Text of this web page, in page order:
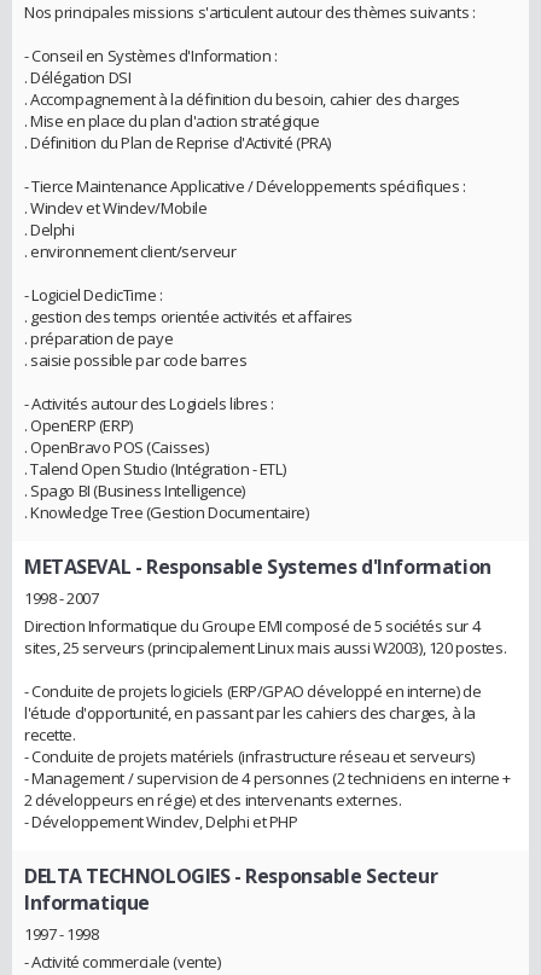
Nos principales missions s'articulent autour des thèmes suivants :
- Conseil en Systèmes d'Information :
. Délégation DSI
. Accompagnement à la définition du besoin, cahier des charges
. Mise en place du plan d'action stratégique
. Définition du Plan de Reprise d'Activité (PRA)
- Tierce Maintenance Applicative / Développements spécifiques :
. Windev et Windev/Mobile
. Delphi
. environnement client/serveur
- Logiciel DeclicTime :
. gestion des temps orientée activités et affaires
. préparation de paye
. saisie possible par code barres
- Activités autour des Logiciels libres :
. OpenERP (ERP)
. OpenBravo POS (Caisses)
. Talend Open Studio (Intégration - ETL)
. Spago BI (Business Intelligence)
. Knowledge Tree (Gestion Documentaire)
METASEVAL - Responsable Systemes d'Information
1998 - 2007
Direction Informatique du Groupe EMI composé de 5 sociétés sur 4
sites, 25 serveurs (principalement Linux mais aussi W2003), 120 postes.
- Conduite de projets logiciels (ERP/GPAO développé en interne) de
l'étude d'opportunité, en passant par les cahiers des charges, à la
recette.
- Conduite de projets matériels (infrastructure réseau et serveurs)
- Management / supervision de 4 personnes (2 techniciens en interne +
2 développeurs en régie) et des intervenants externes.
- Développement Windev, Delphi et PHP
DELTA TECHNOLOGIES- Responsable Secteur
Informatique
1997 - 1998
- Activité commerciale (vente)